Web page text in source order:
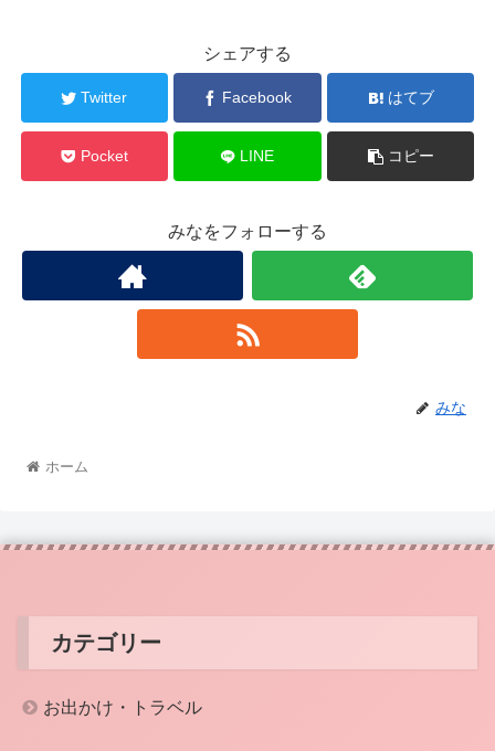
シェアする
Twitter Facebook はてブ
Pocket LINE コピー
みなをフォローする
みな
ホーム
カテゴリー
お出かけ・トラベル